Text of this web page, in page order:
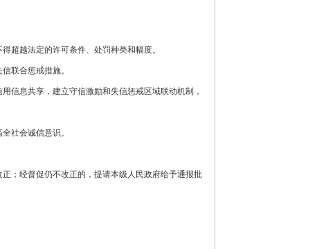
越法定的许可条件、处罚种类和幅度。
联合惩戒措施。
息共享，建立守信激励和失信惩戒区域联动机制，
社会诚信意识。
经督促仍不改正的，提请本级人民政府给予通报批